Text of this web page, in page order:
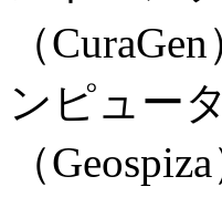
（
ンピュー
（